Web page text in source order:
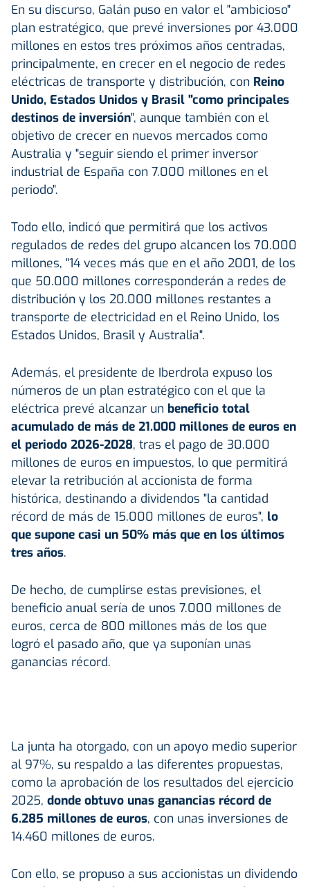
En su discurso, Galán puso en valor el "ambicioso"
plan estratégico, que prevé inversiones por 43.000
millones en estos tres próximos años centradas,
principalmente, en crecer en el negocio de redes
eléctricas de transporte y distribución, con Reino
Unido, Estados Unidos y Brasil "como principales
destinos de inversión", aunque también con el
objetivo de crecer en nuevos mercados como
Australia y "seguir siendo el primer inversor
industrial de España con 7.000 millones en el
periodo".
Todo ello, indicó que permitirá que los activos
regulados de redes del grupo alcancen los 70.000
millones, "14 veces más que en el año 2001, de los
que 50.000 millones corresponderán a redes de
distribución y los 20.000 millones restantes a
transporte de electricidad en el Reino Unido, los
Estados Unidos, Brasil y Australia".
Además, el presidente de Iberdrola expuso los
números de un plan estratégico con el que la
eléctrica prevé alcanzar un beneficio total
acumulado de más de 21.000 millones de euros en
el periodo 2026-2028, tras el pago de 30.000
millones de euros en impuestos, lo que permitirá
elevar la retribución al accionista de forma
histórica, destinando a dividendos "la cantidad
récord de más de 15.000 millones de euros", lo
que supone casi un 50% más que en los últimos
tres años.
De hecho, de cumplirse estas previsiones, el
beneficio anual sería de unos 7.000 millones de
euros, cerca de 800 millones más de los que
logró el pasado año, que ya suponían unas
ganancias récord.
La junta ha otorgado, con un apoyo medio superior
al 97%, su respaldo a las diferentes propuestas,
como la aprobación de los resultados del ejercicio
2025, donde obtuvo unas ganancias récord de
6.285 millones de euros, con unas inversiones de
14.460 millones de euros.
Con ello, se propuso a sus accionistas un dividendo